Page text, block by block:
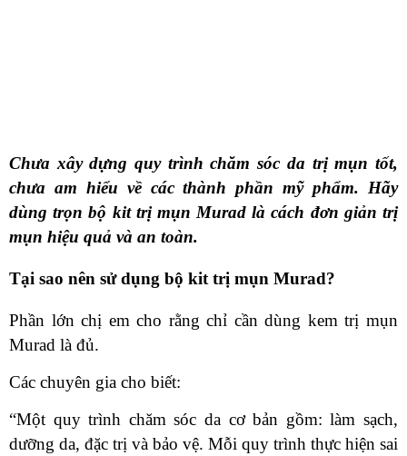
Chưa xây dựng quy trình chăm sóc da trị mụn tốt,
chưa am hiểu về các thành phần mỹ phẩm. Hãy
dùng trọn bộ kit trị mụn Murad là cách đơn giản trị
mụn hiệu quả và an toàn.
Tại sao nên sử dụng bộ kit trị mụn Murad?
Phần lớn chị em cho rằng chỉ cần dùng kem trị mụn
Murad là đủ.
Các chuyên gia cho biết:
“Một quy trình chăm sóc da cơ bản gồm: làm sạch,
dưỡng da, đặc trị và bảo vệ. Mỗi quy trình thực hiện sai